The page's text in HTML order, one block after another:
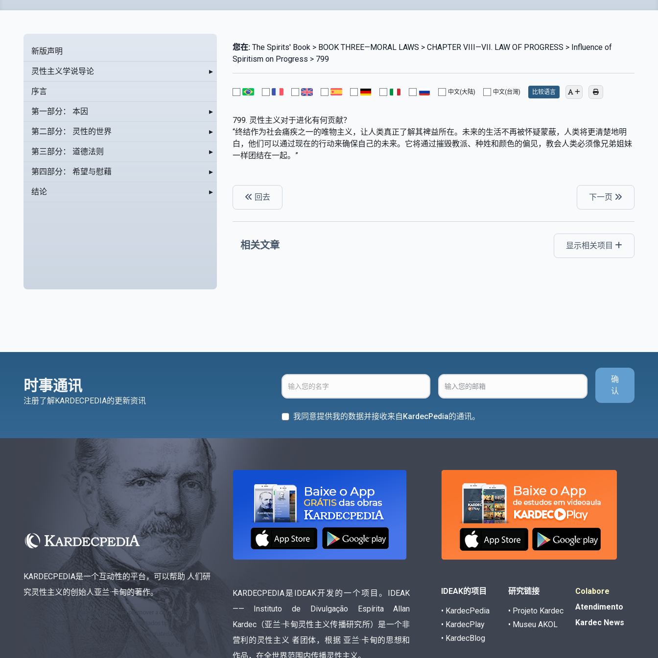
新版声明
灵性主义学说导论 ▸
序言
第一部分： 本因 ▸
第二部分： 灵性的世界 ▸
第三部分： 道德法则 ▸
第四部分： 希望与慰藉 ▸
结论 ▸
您在:The Spirits' Book > BOOK THREE—MORAL LAWS > CHAPTER VIII—VII. LAW OF PROGRESS > Influence of
Spiritism on Progress > 799
中文(大陆) 中文(台灣) 比较语言
799. 灵性主义对于进化有何贡献？
“终结作为社会痛疾之一的唯物主义，让人类真正了解其裨益所在。未来的生活不再被怀疑蒙蔽，人类将更清楚地明
白，他们可以通过现在的行动来确保自己的未来。它将通过摧毁教派、种姓和颜色的偏见，教会人类必须像兄弟姐妹
一样团结在一起。”
回去 下一页
相关文章 显示相关项目
时事通讯
注册了解KARDECPEDIA的更新资讯
确
认
我同意提供我的数据并接收来自KardecPedia的通讯。
KARDECPEDIA是一个互动性的平台，可以帮助 人们研
究灵性主义的创始人亚兰·卡甸的著作。
KARDECPEDIA是IDEAK开发的一个项目。IDEAK
—— Instituto de Divulgação Espírita Allan
Kardec（亚兰·卡甸灵性主义传播研究所）是一个非
营利的灵性主义 者团体，根据 亚兰·卡甸的思想和
作品，在全世界范围内传播灵性主义。
IDEAK的项目
• KardecPedia
• KardecPlay
• KardecBlog
研究链接
• Projeto Kardec
• Museu AKOL
Colabore
Atendimento
Kardec News